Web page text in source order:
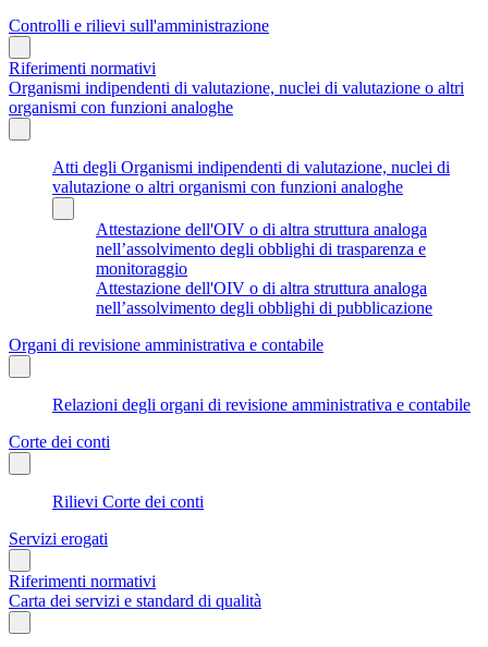
Controlli e rilievi sull'amministrazione
Riferimenti normativi
Organismi indipendenti di valutazione, nuclei di valutazione o altri
organismi con funzioni analoghe
Atti degli Organismi indipendenti di valutazione, nuclei di
valutazione o altri organismi con funzioni analoghe
Attestazione dell'OIV o di altra struttura analoga
nell’assolvimento degli obblighi di trasparenza e
monitoraggio
Attestazione dell'OIV o di altra struttura analoga
nell’assolvimento degli obblighi di pubblicazione
Organi di revisione amministrativa e contabile
Relazioni degli organi di revisione amministrativa e contabile
Corte dei conti
Rilievi Corte dei conti
Servizi erogati
Riferimenti normativi
Carta dei servizi e standard di qualità